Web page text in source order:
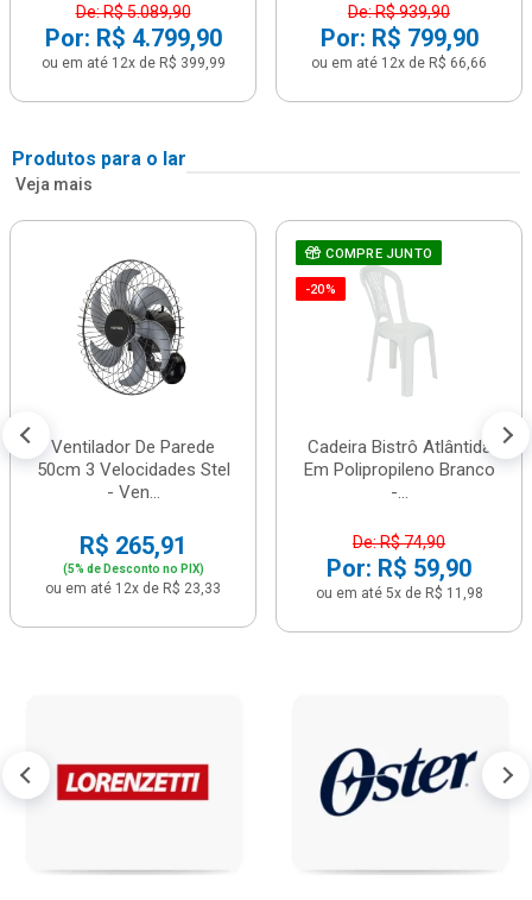
De: R$ 5.089,90
Por: R$ 4.799,90
ou em até 12x de R$ 399,99
De: R$ 939,90
Por: R$ 799,90
ou em até 12x de R$ 66,66
Produtos para o lar
Veja mais
Ventilador De Parede
50cm 3 Velocidades Stel
- Ven...
R$ 265,91
(5% de Desconto no PIX)
ou em até 12x de R$ 23,33
COMPRE JUNTO
-20%
Cadeira Bistrô Atlântida
Em Polipropileno Branco
-...
De: R$ 74,90
Por: R$ 59,90
ou em até 5x de R$ 11,98